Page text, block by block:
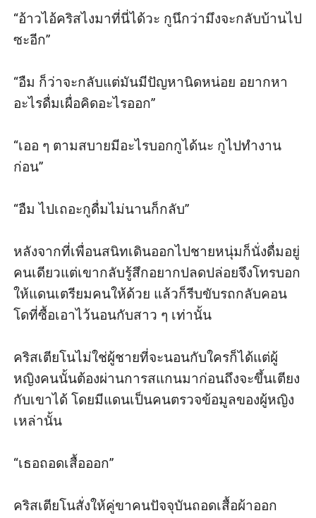
“อ้าวไอ้คริสไงมาที่นี่ได้วะ กูนึกว่ามึงจะกลับบ้านไป
ซะอีก”
“อืม ก็ว่าจะกลับแต่มันมีปัญหานิดหน่อย อยากหา
อะไรดื่มเผื่อคิดอะไรออก”
“เออ ๆ ตามสบายมีอะไรบอกกูได้นะ กูไปทำงาน
ก่อน”
“อืม ไปเถอะกูดื่มไม่นานก็กลับ”
หลังจากที่เพื่อนสนิทเดินออกไปชายหนุ่มก็นั่งดื่มอยู่
คนเดียวแต่เขากลับรู้สึกอยากปลดปล่อยจึงโทรบอก
ให้แดนเตรียมคนให้ด้วย แล้วก็รีบขับรถกลับคอน
โดที่ซื้อเอาไว้นอนกับสาว ๆ เท่านั้น
คริสเตียโนไม่ใช่ผู้ชายที่จะนอนกับใครก็ได้แต่ผู้
หญิงคนนั้นต้องผ่านการสแกนมาก่อนถึงจะขึ้นเตียง
กับเขาได้ โดยมีแดนเป็นคนตรวจข้อมูลของผู้หญิง
เหล่านั้น
“เธอถอดเสื้อออก”
คริสเตียโนสั่งให้คู่ขาคนปัจจุบันถอดเสื้อผ้าออก